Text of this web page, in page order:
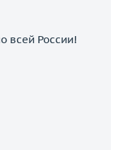
всей России!